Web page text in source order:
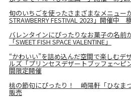
旬のいちごを使ったさまざまなメニュ
STRAWBERRY FESTIVAL 2023」開催中
バレンタインにぴったりなお菓子の名前
「SWEET FISH SPACE VALENTINE」
“かわいい”を詰め込んだ空間で楽しむ
ルズ「プリンセスデザートブッフェ～ピ
間限定開催
桃の節句にぴったり！ 崎陽軒「ひなま
販売